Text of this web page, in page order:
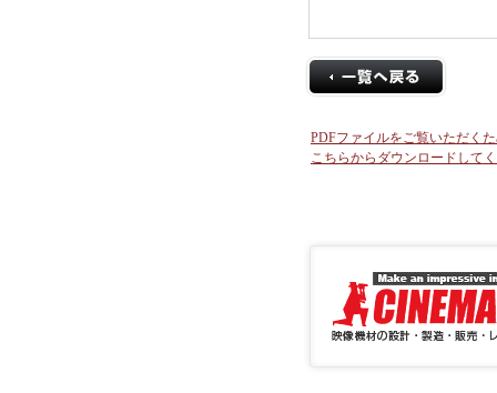
PDFファイルをご覧いただく
こちらからダウンロードして